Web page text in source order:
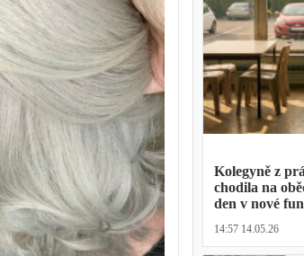
Kolegyně z
chodila na
den v nové
Přestávka
14:57 14.05.26